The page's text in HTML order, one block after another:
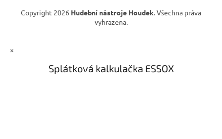
Copyright 2026 Hudební nástroje Houdek. Všechna práva
vyhrazena.
×
Splátková kalkulačka ESSOX